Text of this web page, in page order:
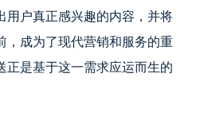
用户真正感兴趣的内容，并将
，成为了现代营销和服务的重
正是基于这一需求应运而生的